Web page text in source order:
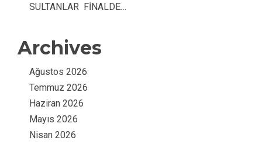
SULTANLAR FİNALDE…
Archives
Ağustos 2026
Temmuz 2026
Haziran 2026
Mayıs 2026
Nisan 2026